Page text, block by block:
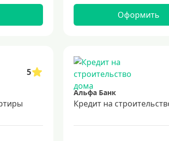
Оформить
5
Альфа Банк
Кредит на